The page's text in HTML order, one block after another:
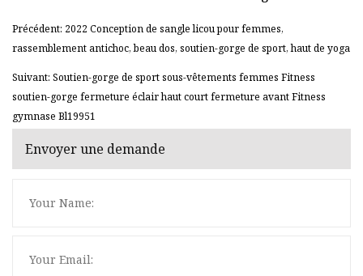
Précédent: 2022 Conception de sangle licou pour femmes,
rassemblement antichoc, beau dos, soutien-gorge de sport, haut de yoga
Suivant: Soutien-gorge de sport sous-vêtements femmes Fitness
soutien-gorge fermeture éclair haut court fermeture avant Fitness
gymnase Bl19951
Envoyer une demande